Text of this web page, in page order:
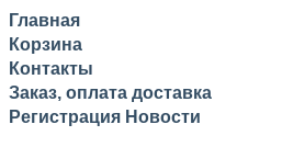
Главная
Корзина
Контакты
Заказ, оплата доставка
Регистрация Новости